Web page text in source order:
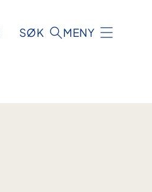
SØK MENY